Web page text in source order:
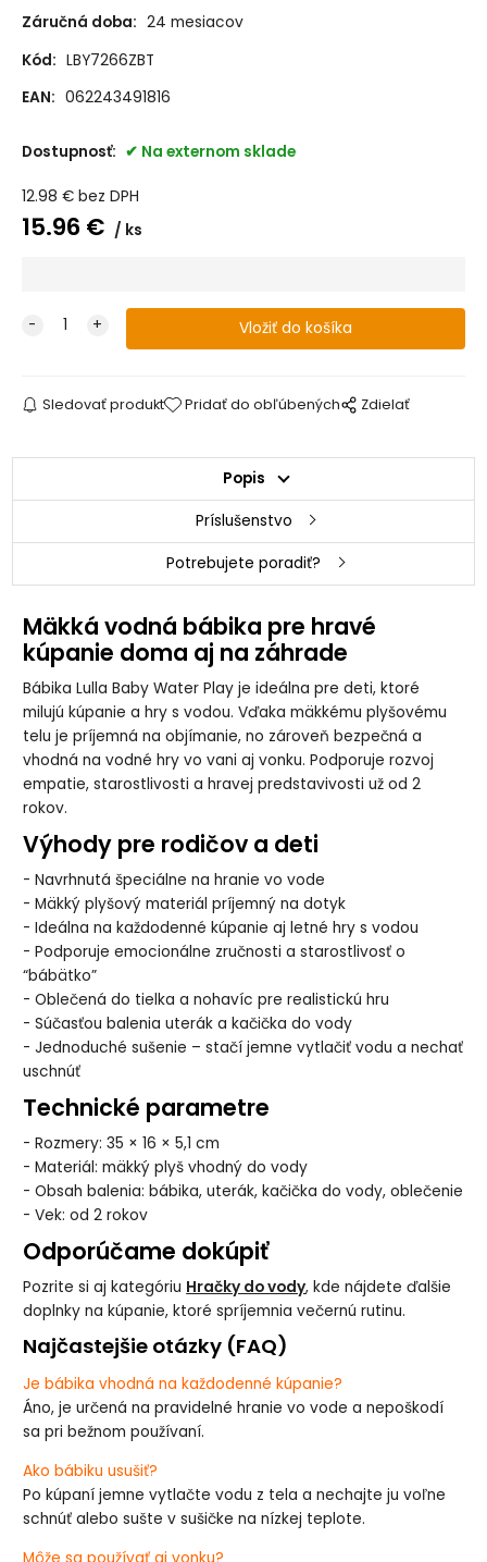
Záručná doba: 24 mesiacov
Kód: LBY7266ZBT
EAN: 062243491816
Dostupnosť: Na externom sklade
12.98 € bez DPH
15.96 € ks
Sledovať produkt Pridať do obľúbených Zdielať
Popis
Príslušenstvo
Potrebujete poradiť?
Mäkká vodná bábika pre hravé
kúpanie doma aj na záhrade
Bábika Lulla Baby Water Play je ideálna pre deti, ktoré
milujú kúpanie a hry s vodou. Vďaka mäkkému plyšovému
telu je príjemná na objímanie, no zároveň bezpečná a
vhodná na vodné hry vo vani aj vonku. Podporuje rozvoj
empatie, starostlivosti a hravej predstavivosti už od 2
rokov.
Výhody pre rodičov a deti
- Navrhnutá špeciálne na hranie vo vode
- Mäkký plyšový materiál príjemný na dotyk
- Ideálna na každodenné kúpanie aj letné hry s vodou
- Podporuje emocionálne zručnosti a starostlivosť o
“bábätko”
- Oblečená do tielka a nohavíc pre realistickú hru
- Súčasťou balenia uterák a kačička do vody
- Jednoduché sušenie – stačí jemne vytlačiť vodu a nechať
uschnúť
Technické parametre
- Rozmery: 35 × 16 × 5,1 cm
- Materiál: mäkký plyš vhodný do vody
- Obsah balenia: bábika, uterák, kačička do vody, oblečenie
- Vek: od 2 rokov
Odporúčame dokúpiť
Pozrite si aj kategóriu Hračky do vody, kde nájdete ďalšie
doplnky na kúpanie, ktoré spríjemnia večernú rutinu.
Najčastejšie otázky (FAQ)
Je bábika vhodná na každodenné kúpanie?
Áno, je určená na pravidelné hranie vo vode a nepoškodí
sa pri bežnom používaní.
Ako bábiku usušiť?
Po kúpaní jemne vytlačte vodu z tela a nechajte ju voľne
schnúť alebo sušte v sušičke na nízkej teplote.